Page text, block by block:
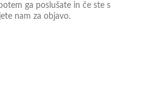
ga poslušate in če ste s
nam za objavo.